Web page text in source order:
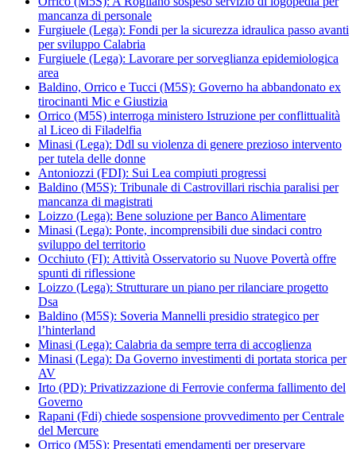
mancanza di personale
Furgiuele (Lega): Fondi per la sicurezza idraulica passo avanti
per sviluppo Calabria
Furgiuele (Lega): Lavorare per sorveglianza epidemiologica
area
Baldino, Orrico e Tucci (M5S): Governo ha abbandonato ex
tirocinanti Mic e Giustizia
Orrico (M5S) interroga ministero Istruzione per conflittualità
al Liceo di Filadelfia
Minasi (Lega): Ddl su violenza di genere prezioso intervento
per tutela delle donne
Antoniozzi (FDI): Sui Lea compiuti progressi
Baldino (M5S): Tribunale di Castrovillari rischia paralisi per
mancanza di magistrati
Loizzo (Lega): Bene soluzione per Banco Alimentare
Minasi (Lega): Ponte, incomprensibili due sindaci contro
sviluppo del territorio
Occhiuto (FI): Attività Osservatorio su Nuove Povertà offre
spunti di riflessione
Loizzo (Lega): Strutturare un piano per rilanciare progetto
Dsa
Baldino (M5S): Soveria Mannelli presidio strategico per
l’hinterland
Minasi (Lega): Calabria da sempre terra di accoglienza
Minasi (Lega): Da Governo investimenti di portata storica per
AV
Irto (PD): Privatizzazione di Ferrovie conferma fallimento del
Governo
Rapani (Fdi) chiede sospensione provvedimento per Centrale
del Mercure
Orrico (M5S): Presentati emendamenti per preservare